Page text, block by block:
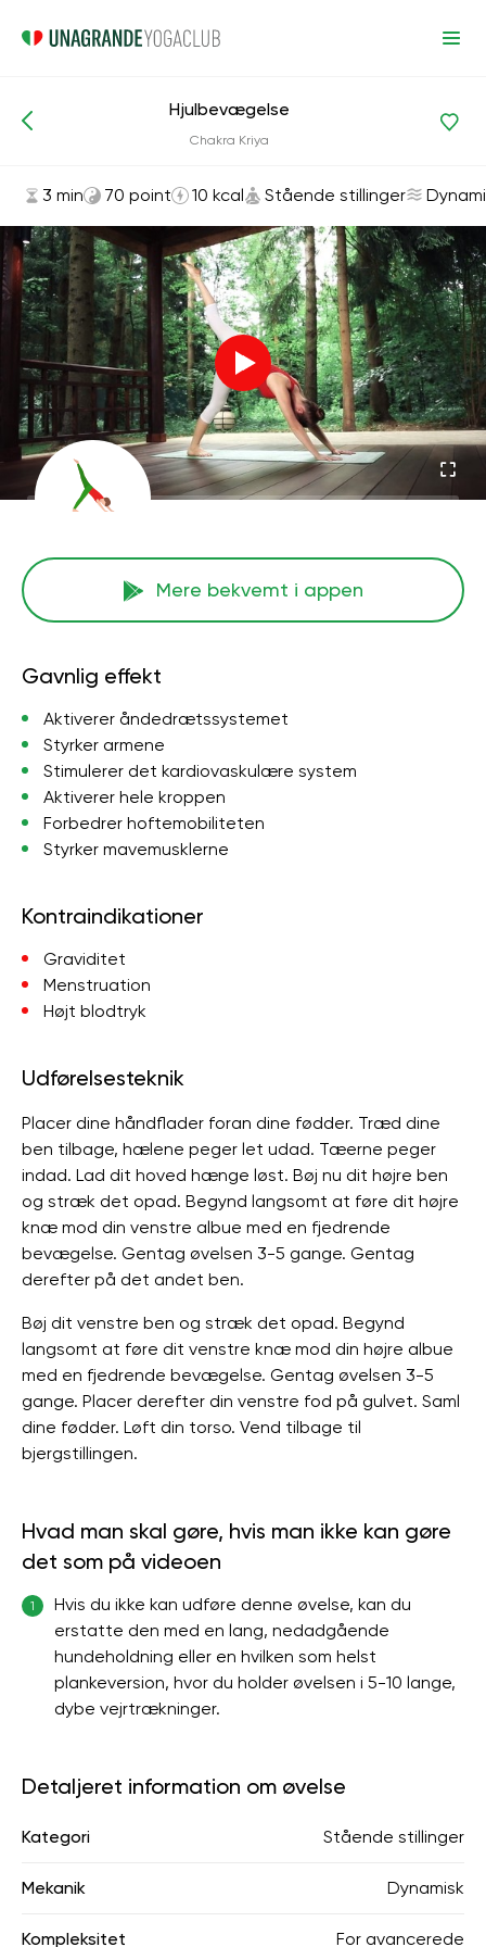
Stående stillinger
Hjulbevægelse
Chakra Kriya
3 min 70 point 10 kcal Stående stillinger
Mere bekvemt i appen
Gavnlig effekt
Aktiverer åndedrætssystemet
Styrker armene
Stimulerer det kardiovaskulære system
Aktiverer hele kroppen
Forbedrer hoftemobiliteten
Styrker mavemusklerne
Kontraindikationer
Graviditet
Menstruation
Højt blodtryk
Udførelsesteknik
Placer dine håndflader foran dine fødder. Træd dine
ben tilbage, hælene peger let udad. Tæerne peger
indad. Lad dit hoved hænge løst. Bøj nu dit højre ben
og stræk det opad. Begynd langsomt at føre dit højre
knæ mod din venstre albue med en fjedrende
bevægelse. Gentag øvelsen 3-5 gange. Gentag
derefter på det andet ben.
Bøj dit venstre ben og stræk det opad. Begynd
langsomt at føre dit venstre knæ mod din højre albue
med en fjedrende bevægelse. Gentag øvelsen 3-5
gange. Placer derefter din venstre fod på gulvet. Saml
dine fødder. Løft din torso. Vend tilbage til
bjergstillingen.
Hvad man skal gøre, hvis man ikke kan gøre
det som på videoen
1
Hvis du ikke kan udføre denne øvelse, kan du
erstatte den med en lang, nedadgående
hundeholdning eller en hvilken som helst
plankeversion, hvor du holder øvelsen i 5-10 lange,
dybe vejrtrækninger.
Detaljeret information om øvelse
Kategori Stående stillinger
Mekanik Dynamisk
Kompleksitet For avancerede